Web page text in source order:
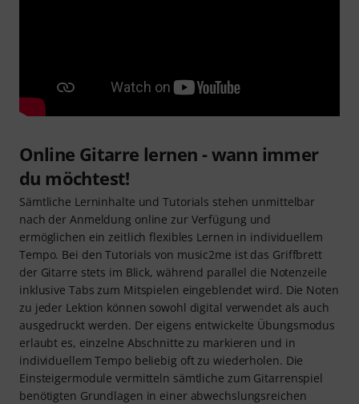
Online Gitarre lernen - wann immer
du möchtest!
Sämtliche Lerninhalte und Tutorials stehen unmittelbar
nach der Anmeldung online zur Verfügung und
ermöglichen ein zeitlich flexibles Lernen in individuellem
Tempo. Bei den Tutorials von music2me ist das Griffbrett
der Gitarre stets im Blick, während parallel die Notenzeile
inklusive Tabs zum Mitspielen eingeblendet wird. Die Noten
zu jeder Lektion können sowohl digital verwendet als auch
ausgedruckt werden. Der eigens entwickelte Übungsmodus
erlaubt es, einzelne Abschnitte zu markieren und in
individuellem Tempo beliebig oft zu wiederholen. Die
Einsteigermodule vermitteln sämtliche zum Gitarrenspiel
benötigten Grundlagen in einer abwechslungsreichen